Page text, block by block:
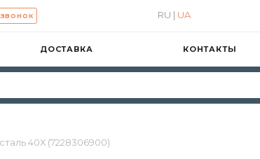
RU | UA
ДОСТАВКА КОНТАКТЫ
40Х (7228306900)